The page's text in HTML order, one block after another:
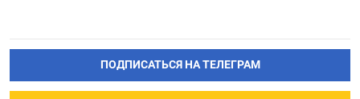
ПОДПИСАТЬСЯ НА ТЕЛЕГРАМ